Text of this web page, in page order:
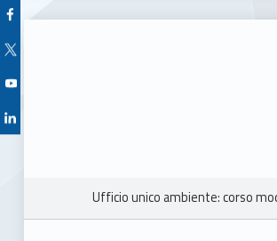
Facebook Unioncamere Veneto
Twitter Unioncamere Veneto
Youtube Unioncamere Veneto
Linkedin Unioncamere Veneto
Breadcrumbs navigation
Ufficio unico ambiente: corso